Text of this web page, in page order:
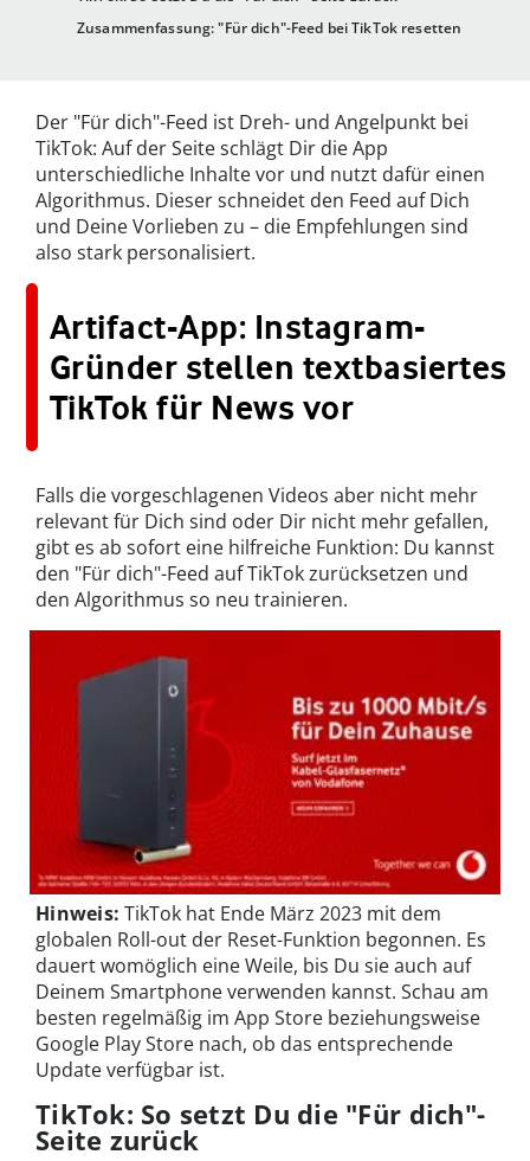
Zusammenfassung: "Für dich"-Feed bei TikTok resetten
Der "Für dich"-Feed ist Dreh- und Angelpunkt bei
TikTok: Auf der Seite schlägt Dir die App
unterschiedliche Inhalte vor und nutzt dafür einen
Algorithmus. Dieser schneidet den Feed auf Dich
und Deine Vorlieben zu – die Empfehlungen sind
also stark personalisiert.
Artifact-App: Instagram-
Gründer stellen textbasiertes
TikTok für News vor
Falls die vorgeschlagenen Videos aber nicht mehr
relevant für Dich sind oder Dir nicht mehr gefallen,
gibt es ab sofort eine hilfreiche Funktion: Du kannst
den "Für dich"-Feed auf TikTok zurücksetzen und
den Algorithmus so neu trainieren.
Hinweis: TikTok hat Ende März 2023 mit dem
globalen Roll-out der Reset-Funktion begonnen. Es
dauert womöglich eine Weile, bis Du sie auch auf
Deinem Smartphone verwenden kannst. Schau am
besten regelmäßig im App Store beziehungsweise
Google Play Store nach, ob das entsprechende
Update verfügbar ist.
TikTok: So setzt Du die "Für dich"-
Seite zurück